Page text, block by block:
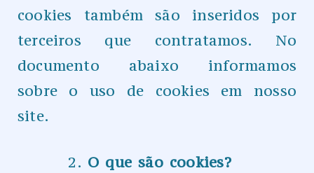
cookies também são inseridos por
terceiros que contratamos. No
documento abaixo informamos
sobre o uso de cookies em nosso
site.
O que são cookies?